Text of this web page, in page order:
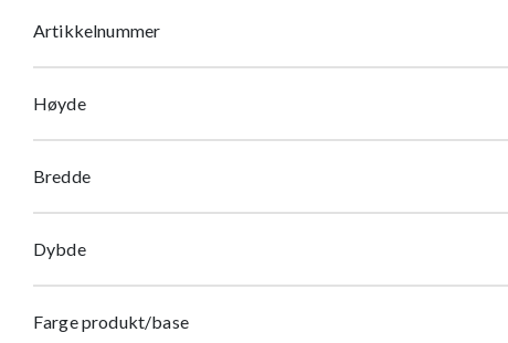
Artikkelnummer
Høyde
Bredde
Dybde
Farge produkt/base